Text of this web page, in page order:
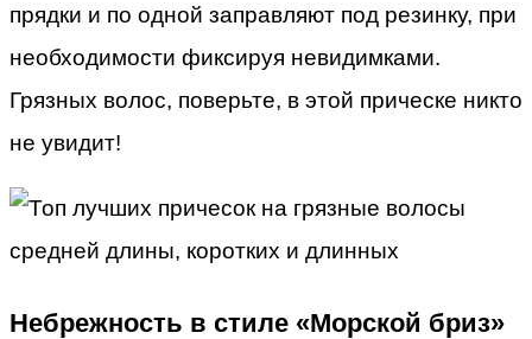
прядки и по одной заправляют под резинку, при
необходимости фиксируя невидимками.
Грязных волос, поверьте, в этой прическе никто
не увидит!
Небрежность в стиле «Морской бриз»